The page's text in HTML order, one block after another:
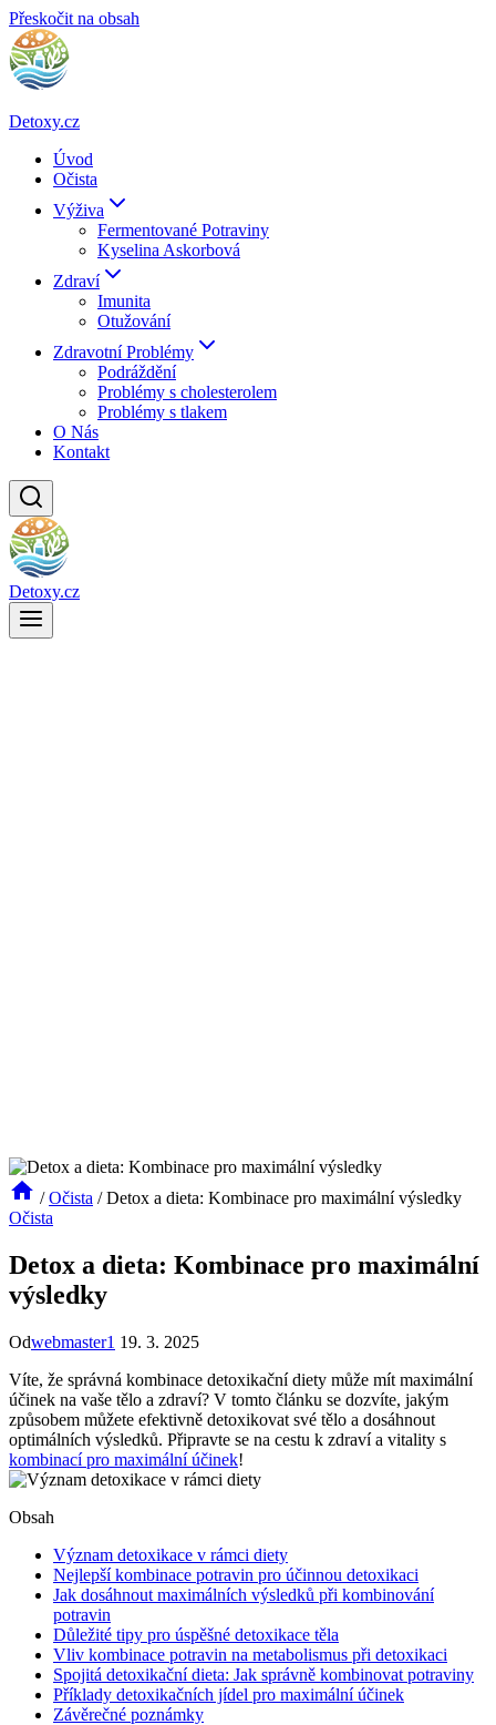
Přeskočit na obsah
Detoxy.cz
Úvod
Očista
Výživa
Fermentované Potraviny
Kyselina Askorbová
Zdraví
Imunita
Otužování
Zdravotní Problémy
Podráždění
Problémy s cholesterolem
Problémy s tlakem
O Nás
Kontakt
Detoxy.cz
/ Očista / Detox a dieta: Kombinace pro maximální výsledky
Očista
Detox a dieta: Kombinace pro maximální
výsledky
Odwebmaster1 19. 3. 2025
Víte, že správná kombinace detoxikační diety může mít maximální
účinek na vaše tělo a zdraví? V tomto článku se dozvíte, jakým
způsobem můžete efektivně detoxikovat své tělo a dosáhnout
optimálních výsledků. Připravte se na cestu k zdraví a vitality s
kombinací pro maximální účinek!
Obsah
Význam detoxikace v rámci diety
Nejlepší kombinace potravin pro účinnou detoxikaci
Jak dosáhnout maximálních výsledků při kombinování
potravin
Důležité tipy pro úspěšné detoxikace těla
Vliv kombinace potravin na metabolismus při detoxikaci
Spojitá detoxikační dieta: Jak správně kombinovat potraviny
Příklady detoxikačních jídel pro maximální účinek
Závěrečné poznámky